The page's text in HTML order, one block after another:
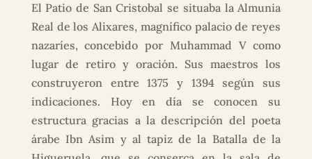
El Patio de San Cristobal se situaba la Almunia
Real de los Alixares, magnífico palacio de reyes
nazaríes, concebido por Muhammad V como
lugar de retiro y oración. Sus maestros los
construyeron entre 1375 y 1394 según sus
indicaciones. Hoy en día se conocen su
estructura gracias a la descripción del poeta
árabe Ibn Asim y al tapiz de la Batalla de la